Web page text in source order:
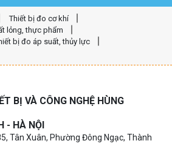
Thiết bị đo cơ khí
lỏng, thực phẩm
bị đo áp suất, thủy lực
BỊ VÀ CÔNG NGHỆ HÙNG
- HÀ NỘI
Tân Xuân, Phường Đông Ngạc, Thành